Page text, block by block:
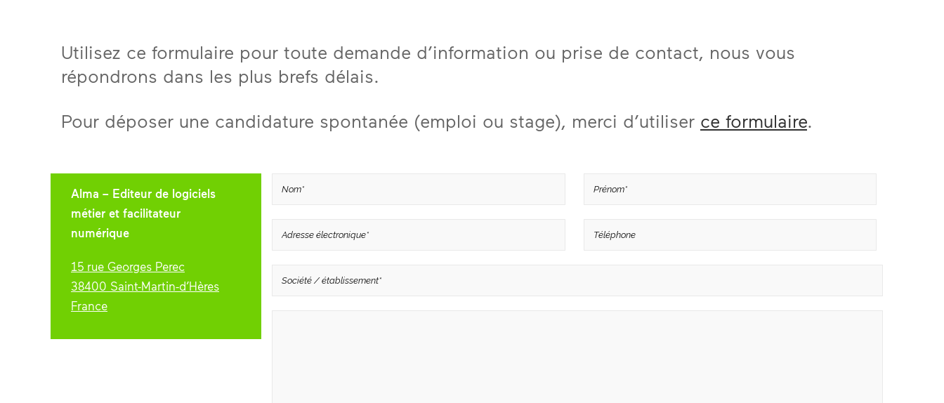
Utilisez ce formulaire pour toute demande d’information ou prise de contact, nous vous
répondrons dans les plus brefs délais.
Pour déposer une candidature spontanée (emploi ou stage), merci d’utiliser ce formulaire.
Alma – Editeur de logiciels
métier et facilitateur
numérique
15 rue Georges Perec
38400 Saint-Martin-d’Hères
France